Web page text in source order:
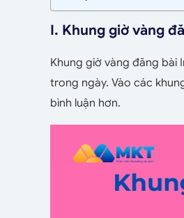
I. Khung giờ vàng
Khung giờ vàng đăng bài
trong ngày. Vào các
bình luận hơn.